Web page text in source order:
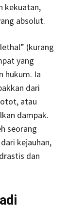
kekuatan,
absolut.
(kurang
yang
hukum. Ia
dari
atau
dampak.
seorang
kejauhan,
dan